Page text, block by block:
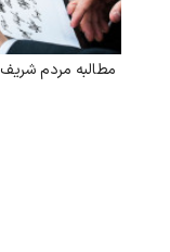
مطالبه مردم